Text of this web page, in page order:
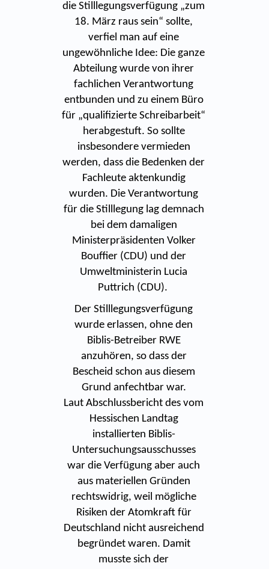
die Stilllegungsverfügung „zum
18. März raus sein“ sollte,
verfiel man auf eine
ungewöhnliche Idee: Die ganze
Abteilung wurde von ihrer
fachlichen Verantwortung
entbunden und zu einem Büro
für „qualifizierte Schreibarbeit“
herabgestuft. So sollte
insbesondere vermieden
werden, dass die Bedenken der
Fachleute aktenkundig
wurden. Die Verantwortung
für die Stilllegung lag demnach
bei dem damaligen
Ministerpräsidenten Volker
Bouffier (CDU) und der
Umweltministerin Lucia
Puttrich (CDU).
Der Stilllegungsverfügung
wurde erlassen, ohne den
Biblis-Betreiber RWE
anzuhören, so dass der
Bescheid schon aus diesem
Grund anfechtbar war.
Laut Abschlussbericht des vom
Hessischen Landtag
installierten Biblis-
Untersuchungsausschusses
war die Verfügung aber auch
aus materiellen Gründen
rechtswidrig, weil mögliche
Risiken der Atomkraft für
Deutschland nicht ausreichend
begründet waren. Damit
musste sich der